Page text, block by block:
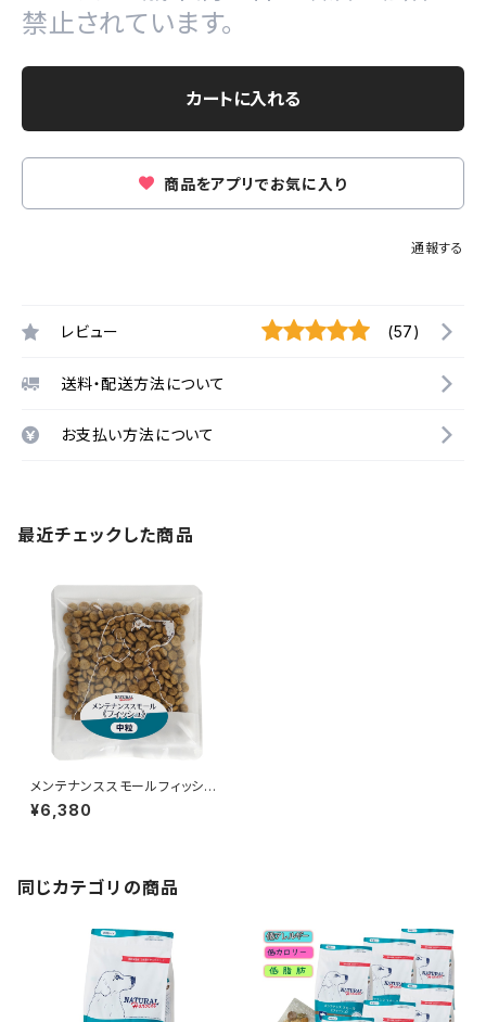
禁止されています。
カートに入れる
商品をアプリでお気に入り
通報する
レビュー (57)
送料・配送方法について
お支払い方法について
最近チェックした商品
メンテナンススモールフィッシ
ュ 50gx30袋 ポータブルパッ
ク ドッグフード ナチュラルハー
¥6,380
同じカテゴリの商品